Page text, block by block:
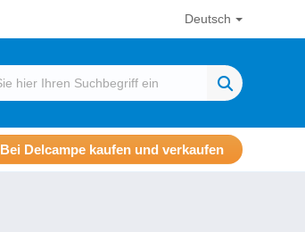
Deutsch
Bei Delcampe kaufen und verkaufen